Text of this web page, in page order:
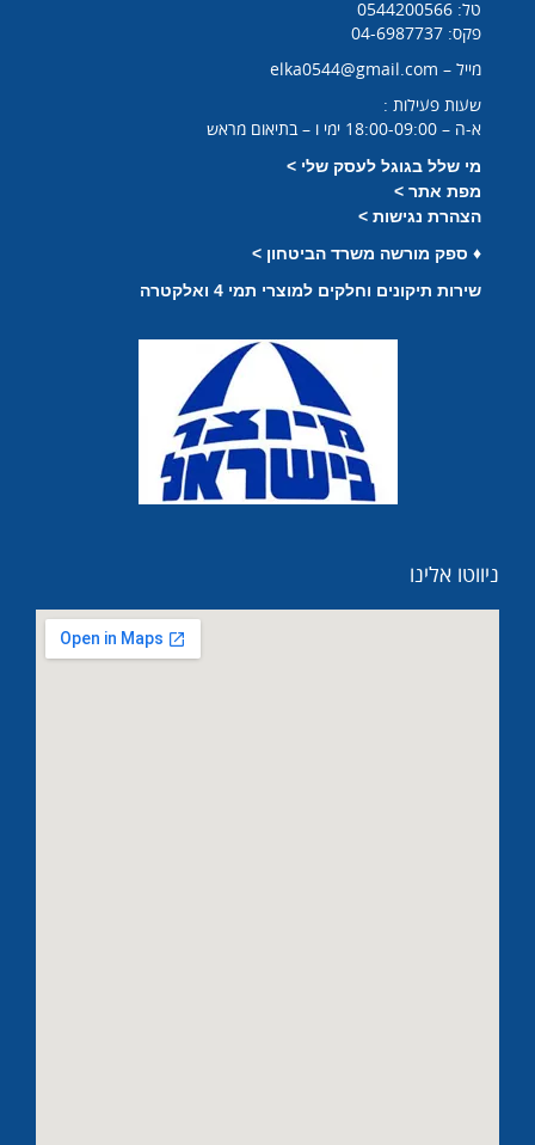
טל: 0544200566
פקס: 04-6987737
מייל – elka0544@gmail.com
שעות פעילות :
א-ה – 18:00-09:00 ימי ו – בתיאום מראש
מי שלל בגוגל לעסק שלי >
מפת אתר >
הצהרת נגישות >
♦ ספק מורשה משרד הביטחון >
שירות תיקונים וחלקים למוצרי תמי 4 ואלקטרה
ניווטו אלינו